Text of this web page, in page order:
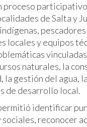
proceso
de Salta y
locales y equipos
naturales, la
gestión del agua,
de desarrollo local.
identificar
sociales, reconocer